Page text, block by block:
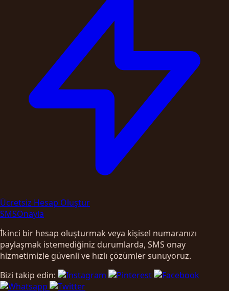
Ücretsiz Hesap Oluştur
SMSOnayla
İkinci bir hesap oluşturmak veya kişisel numaranızı
paylaşmak istemediğiniz durumlarda, SMS onay
hizmetimizle güvenli ve hızlı çözümler sunuyoruz.
Bizi takip edin: